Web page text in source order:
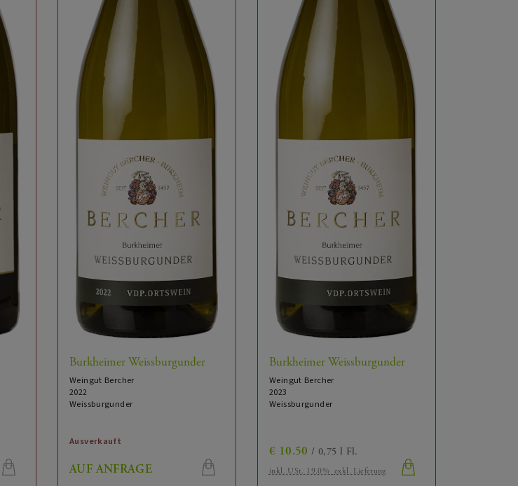
Burkheimer Weissburgunder
Weingut Bercher
2022
Weissburgunder
Ausverkauft
AUF ANFRAGE
Burkheimer Weissburgunder
Weingut Bercher
2023
Weissburgunder
€ 10.50 / 0,75 l Fl.
inkl. USt. 19.0% exkl. Lieferung